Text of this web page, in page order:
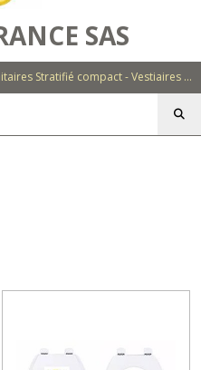
SAS
Quincaillerie & accessoire Cabines sanitaires Stratifié compact - Vestiaires - Casiers - Bancs - Equipements - Collectivités - Hôtellerie